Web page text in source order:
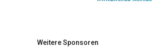
Weitere Sponsoren